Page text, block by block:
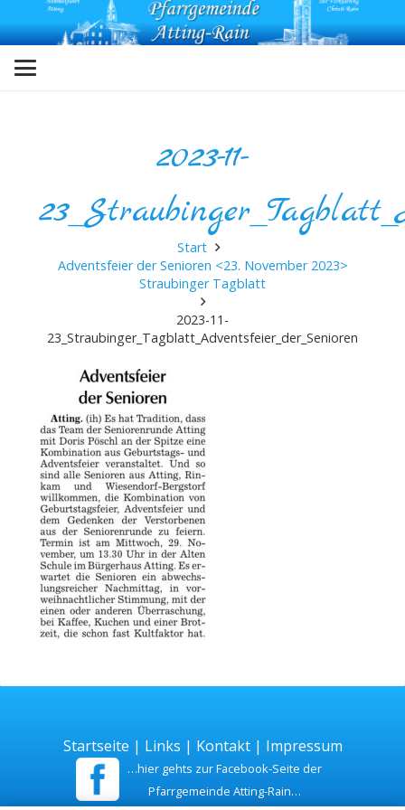
2023-11-
Start
Adventsfeier der Senioren <23. November 2023>
Straubinger Tagblatt
2023-11-
23_Straubinger_Tagblatt_Adventsfeier_der_Senioren
Startseite | Links | Kontakt| Impressum
…hier gehts zur Facebook-Seite der
Pfarrgemeinde Atting-Rain…